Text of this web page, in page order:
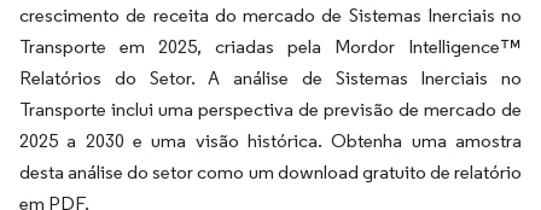
crescimento de receita do mercado de Sistemas Inerciais no
Transporte em 2025, criadas pela Mordor Intelligence™
Relatórios do Setor. A análise de Sistemas Inerciais no
Transporte inclui uma perspectiva de previsão de mercado de
2025 a 2030 e uma visão histórica. Obtenha uma amostra
desta análise do setor como um download gratuito de relatório
em PDF.